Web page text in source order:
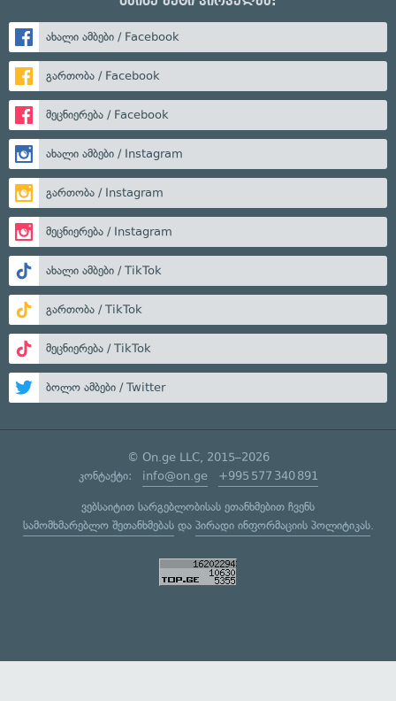
ახალი ამბები / Facebook
გართობა / Facebook
მეცნიერება / Facebook
ახალი ამბები / Instagram
გართობა / Instagram
მეცნიერება / Instagram
ახალი ამბები / TikTok
გართობა / TikTok
მეცნიერება / TikTok
ბოლო ამბები / Twitter
© On.ge LLC, 2015–2026
კონტაქტი: info@on.ge +995 577 340 891
ვებსაიტით სარგებლობისას ეთანხმებით ჩვენს
სამომხმარებლო შეთანხმებასდა პირადი ინფორმაციის პოლიტიკას.